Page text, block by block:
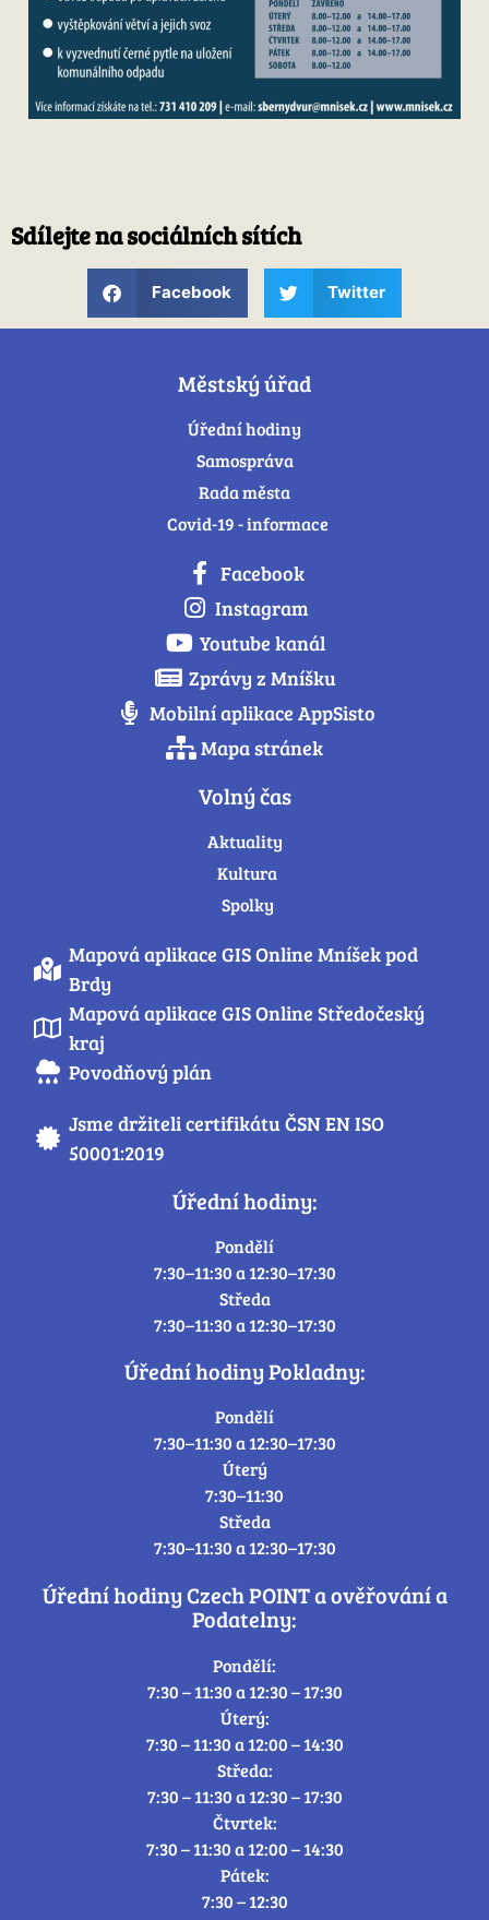
Sdílejte na sociálních sítích
Facebook Twitter
Městský úřad
Úřední hodiny
Samospráva
Rada města
Covid-19 - informace
Facebook
Instagram
Youtube kanál
Zprávy z Mníšku
Mobilní aplikace AppSisto
Mapa stránek
Volný čas
Aktuality
Kultura
Spolky
Mapová aplikace GIS Online Mníšek pod
Brdy
Mapová aplikace GIS Online Středočeský
kraj
Povodňový plán
Jsme držiteli certifikátu ČSN EN ISO
50001:2019
Úřední hodiny:
Pondělí
7:30–11:30 a 12:30–17:30
Středa
7:30–11:30 a 12:30–17:30
Úřední hodiny Pokladny:
Pondělí
7:30–11:30 a 12:30–17:30
Úterý
7:30–11:30
Středa
7:30–11:30 a 12:30–17:30
Úřední hodiny Czech POINT a ověřování a
Podatelny:
Pondělí:
7:30 – 11:30 a 12:30 – 17:30
Úterý:
7:30 – 11:30 a 12:00 – 14:30
Středa:
7:30 – 11:30 a 12:30 – 17:30
Čtvrtek:
7:30 – 11:30 a 12:00 – 14:30
Pátek:
7:30 – 12:30